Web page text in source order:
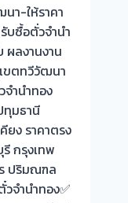
า-ให้ราคา
บซื้อตั่วจำนำ
ผลงานงาน
ขตทวีวัฒนา
ำนำทอง
มธานี
ยง ราคาตรง
กรุงเทพ
ปริมณฑล
จำนำทอง✅